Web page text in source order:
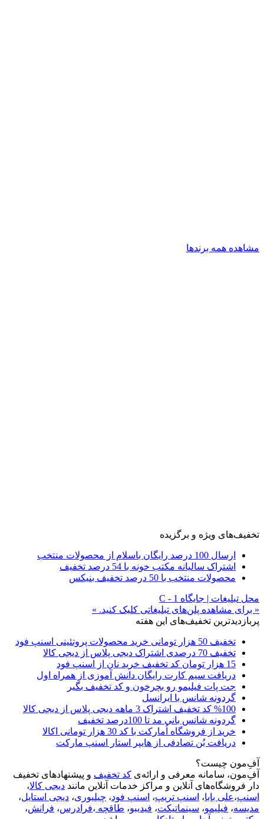
مشاهده همه برندها
تخفیف‌های ویژه و برگزیده
ارسال 100 درصد رایگان باسلام از محصولات منتخب
اشتراک سالیانه مکتب خونه با 54 درصد تخفیف
محصولات منتخب با 50 درصد تخفیف بنیکس
محل تبلیغات | جایگاه C - 1
« برای مشاهده پلن‌های تبلیغاتی کلیک کنید. »
پربازدیدترین تخفیف‌های این هفته
تخفیف 50 هزار تومانی خرید محصولات پروتئینی اسنپ فود
تخفیف 70 درصدی اشتراک دیجی پلاس از دیجی کالا
15 هزار تومان کد تخفیف خرید نان از اسنپ فود
دریافت سیم کارت رایگان دانش آموزی از همراه اول
جت پات فیلیمو رو بچرخون و کد تخفیف بگیر
گردونه شانس با ایرانسل
%100 کد تخفیف اشتراک 3 ماهه دیجی پلاس از دیجی کالا
گردونه شانس بانی مد تا 100درصد تخفیف
خرید از فروشگاه اُمارکت با کد 30 هزار تومانی اکالا
دریافت بُن تصادفی از هایپر استار اسنپ مارکت
آفِ‌مون چیست؟
آفِ‌مون، سامانه معرفی و ارائه‌ی کد تخفیف و پیشنهادهای تخفیف
دار فروشگاه‌های آنلاین و مراکز خدمات آنلاین مانند دیجی کالا،
اسنپ،علی بابا، اسنپ تریپ، اسنپ فود، چیلیوری، دیجی استایل،
مدیسه، فیلیمو، سینماتیکت، فیدیبو، طاقچه ،فرادرس، فرانش،